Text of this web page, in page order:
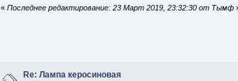
« Последнее редактирование: 23 Март 2019, 23:32:30 от Тымф
Re: Лампа керосиновая